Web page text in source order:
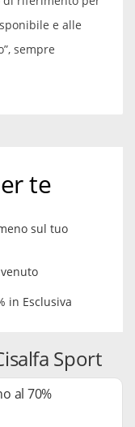
e alle
sempre
te
sul tuo
in Esclusiva
Sport
al 70%